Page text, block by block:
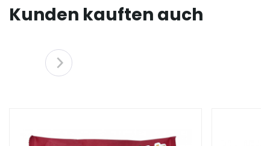
Kunden kauften auch